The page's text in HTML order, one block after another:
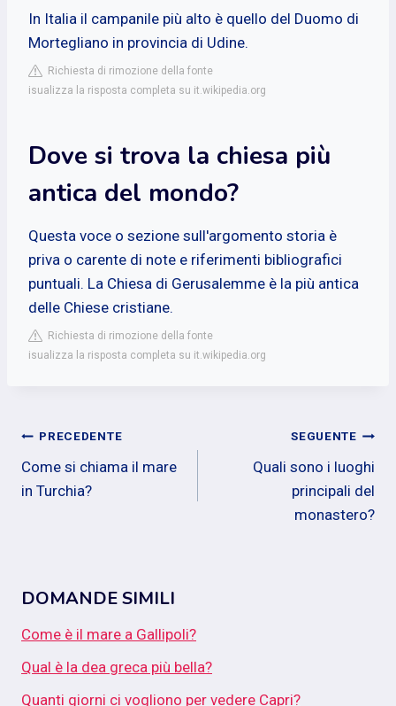
In Italia il campanile più alto è quello del Duomo di
Mortegliano in provincia di Udine.
Richiesta di rimozione della fonte
isualizza la risposta completa su it.wikipedia.org
Dove si trova la chiesa più
antica del mondo?
Questa voce o sezione sull'argomento storia è
priva o carente di note e riferimenti bibliografici
puntuali. La Chiesa di Gerusalemme è la più antica
delle Chiese cristiane.
Richiesta di rimozione della fonte
isualizza la risposta completa su it.wikipedia.org
Navigazione
articoli
PRECEDENTE
Come si chiama il mare
in Turchia?
SEGUENTE
Quali sono i luoghi
principali del
monastero?
DOMANDE SIMILI
Come è il mare a Gallipoli?
Qual è la dea greca più bella?
Quanti giorni ci vogliono per vedere Capri?